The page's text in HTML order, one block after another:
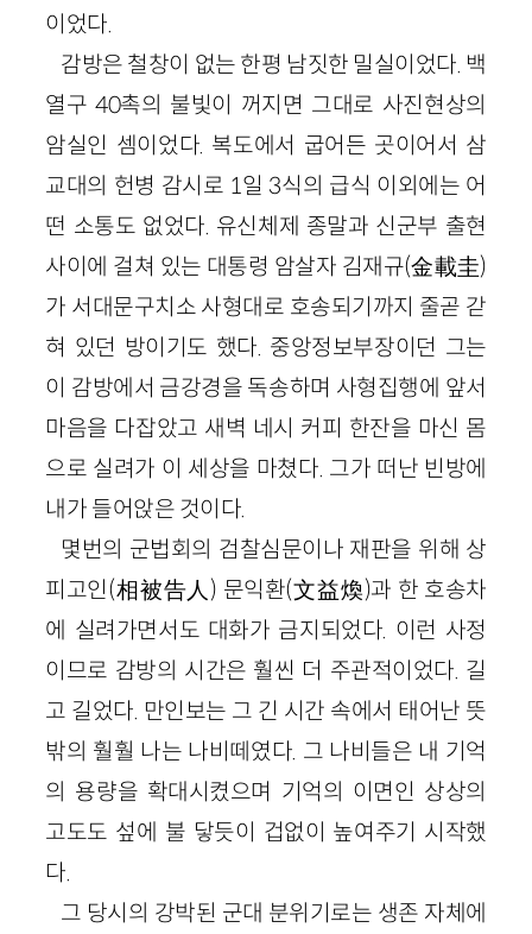
이었다.
감방은 철창이 없는 한평 남짓한 밀실이었다. 백
열구 40촉의 불빛이 꺼지면 그대로 사진현상의
암실인 셈이었다. 복도에서 굽어든 곳이어서 삼
교대의 헌병 감시로 1일 3식의 급식 이외에는 어
떤 소통도 없었다. 유신체제 종말과 신군부 출현
사이에 걸쳐 있는 대통령 암살자 김재규(金載圭)
가 서대문구치소 사형대로 호송되기까지 줄곧 갇
혀 있던 방이기도 했다. 중앙정보부장이던 그는
이 감방에서 금강경을 독송하며 사형집행에 앞서
마음을 다잡았고 새벽 네시 커피 한잔을 마신 몸
으로 실려가 이 세상을 마쳤다. 그가 떠난 빈방에
내가 들어앉은 것이다.
몇번의 군법회의 검찰심문이나 재판을 위해 상
피고인(相被告人) 문익환(文益煥)과 한 호송차
에 실려가면서도 대화가 금지되었다. 이런 사정
이므로 감방의 시간은 훨씬 더 주관적이었다. 길
고 길었다. 만인보는 그 긴 시간 속에서 태어난 뜻
밖의 훨훨 나는 나비떼였다. 그 나비들은 내 기억
의 용량을 확대시켰으며 기억의 이면인 상상의
고도도 섶에 불 닿듯이 겁없이 높여주기 시작했
다.
그 당시의 강박된 군대 분위기로는 생존 자체에